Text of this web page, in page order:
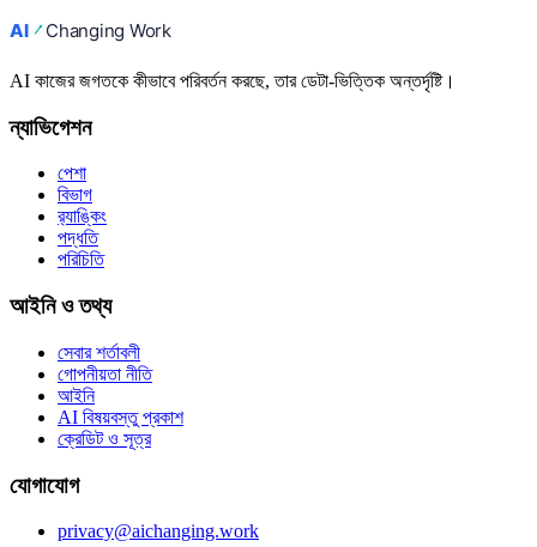
AI কাজের জগতকে কীভাবে পরিবর্তন করছে, তার ডেটা-ভিত্তিক অন্তর্দৃষ্টি।
ন্যাভিগেশন
পেশা
বিভাগ
র‍্যাঙ্কিং
পদ্ধতি
পরিচিতি
আইনি ও তথ্য
সেবার শর্তাবলী
গোপনীয়তা নীতি
আইনি
AI বিষয়বস্তু প্রকাশ
ক্রেডিট ও সূত্র
যোগাযোগ
privacy@aichanging.work